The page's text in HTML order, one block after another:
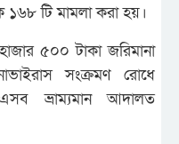
১৬৮ টি মামলা করা হয়।
৫০০ টাকা জরিমানা
সংক্রমণ রোধে
ভ্রাম্যমান আদালত